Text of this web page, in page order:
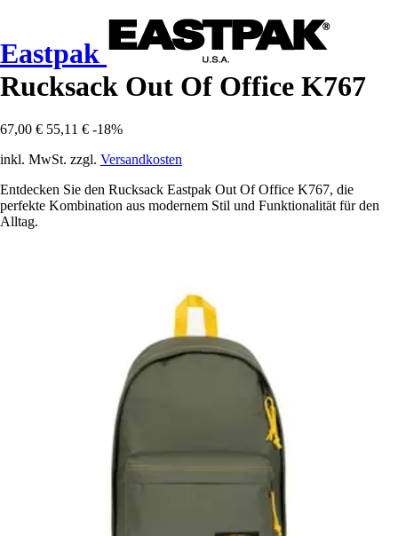
Eastpak
Rucksack Out Of Office K767
67,00 € 55,11 € -18%
inkl. MwSt. zzgl. Versandkosten
Entdecken Sie den Rucksack Eastpak Out Of Office K767, die
perfekte Kombination aus modernem Stil und Funktionalität für den
Alltag.